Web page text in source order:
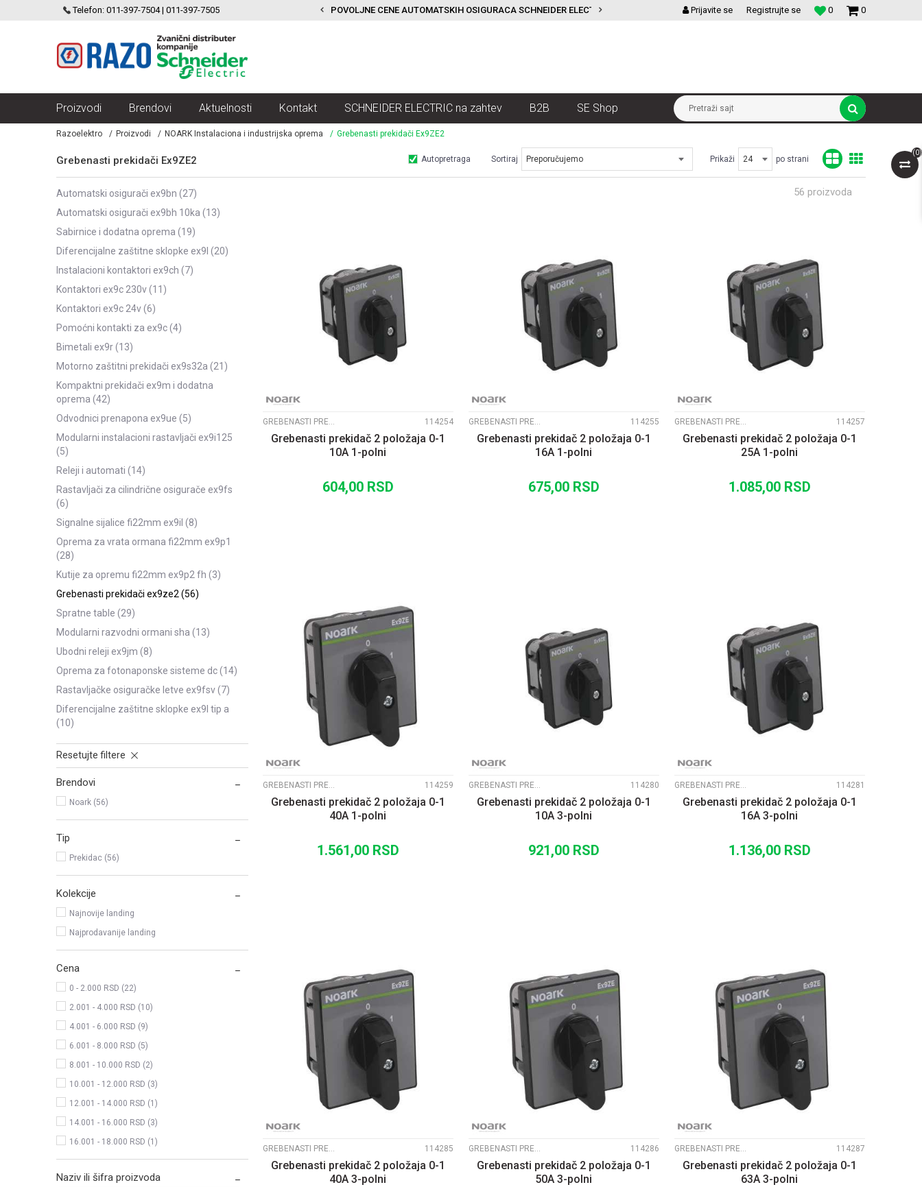
Telefon: 011-397-7504 | 011-397-7505
ELECTRIC VELIKI IZBOR MODULARNIH PREKIDACA I UTICNICA POVOLJNE CENE AUTOMATSKIH OSIGURACA SCHNEIDER ELECTRIC VELIKI IZBOR MODULARNIH PREKIDACA I UTICNICA 0
0
Prijavite se Registrujte se
Proizvodi Brendovi Aktuelnosti Kontakt SCHNEIDER ELECTRIC na zahtev B2B SE Shop Pretraži sajt
(0)
Razoelektro Proizvodi NOARK Instalaciona i industrijska oprema Grebenasti prekidači Ex9ZE2
Grebenasti prekidači Ex9ZE2 Autopretraga Sortiraj Prikaži po strani
automatski osigurači ex9bn (27)
automatski osigurači ex9bh 10ka (13)
sabirnice i dodatna oprema (19)
diferencijalne zaštitne sklopke ex9l (20)
instalacioni kontaktori ex9ch (7)
kontaktori ex9c 230v(11)
kontaktori ex9c 24v(6)
pomoćni kontakti za ex9c(4)
bimetali ex9r(13)
motorno zaštitni prekidači ex9s32a (21)
kompaktni prekidači ex9m i dodatna
oprema (42)
odvodnici prenapona ex9ue (5)
modularni instalacioni rastavljači ex9i125
(5)
releji i automati (14)
rastavljači za cilindrične osigurače ex9fs
(6)
signalne sijalice fi22mm ex9il (8)
oprema za vrata ormana fi22mm ex9p1
(28)
kutije za opremu fi22mm ex9p2 fh (3)
grebenasti prekidači ex9ze2 (56)
spratne table (29)
modularni razvodni ormani sha (13)
ubodni releji ex9jm (8)
oprema za fotonaponske sisteme dc(14)
rastavljačke osiguračke letve ex9fsv(7)
diferencijalne zaštitne sklopke ex9l tip a
(10)
Resetujte filtere
Brendovi
Noark (56)
Tip
Prekidac (56)
Kolekcije
Najnovije landing
Najprodavanije landing
Cena
0 - 2.000 RSD (22)
2.001 - 4.000 RSD (10)
4.001 - 6.000 RSD (9)
6.001 - 8.000 RSD (5)
8.001 - 10.000 RSD (2)
10.001 - 12.000 RSD (3)
12.001 - 14.000 RSD (1)
14.001 - 16.000 RSD (3)
16.001 - 18.000 RSD (1)
Naziv ili šifra proizvoda
56 proizvoda
UPOREDI
GREBENASTI PREKIDAČI EX9ZE2 114254
Grebenasti prekidač 2 položaja 0-1
10A 1-polni
604,00 RSD
UPOREDI
GREBENASTI PREKIDAČI EX9ZE2 114255
Grebenasti prekidač 2 položaja 0-1
16A 1-polni
675,00 RSD
UPOREDI
GREBENASTI PREKIDAČI EX9ZE2 114257
Grebenasti prekidač 2 položaja 0-1
25A 1-polni
1.085,00 RSD
GREBENASTI PREKIDAČI EX9ZE2 114259
Grebenasti prekidač 2 položaja 0-1
40A 1-polni
1.561,00 RSD
UPOREDI
GREBENASTI PREKIDAČI EX9ZE2 114280
Grebenasti prekidač 2 položaja 0-1
10A 3-polni
921,00 RSD
UPOREDI
GREBENASTI PREKIDAČI EX9ZE2 114281
Grebenasti prekidač 2 položaja 0-1
16A 3-polni
1.136,00 RSD
GREBENASTI PREKIDAČI EX9ZE2 114285
Grebenasti prekidač 2 položaja 0-1
40A 3-polni
GREBENASTI PREKIDAČI EX9ZE2 114286
Grebenasti prekidač 2 položaja 0-1
50A 3-polni
GREBENASTI PREKIDAČI EX9ZE2 114287
Grebenasti prekidač 2 položaja 0-1
63A 3-polni